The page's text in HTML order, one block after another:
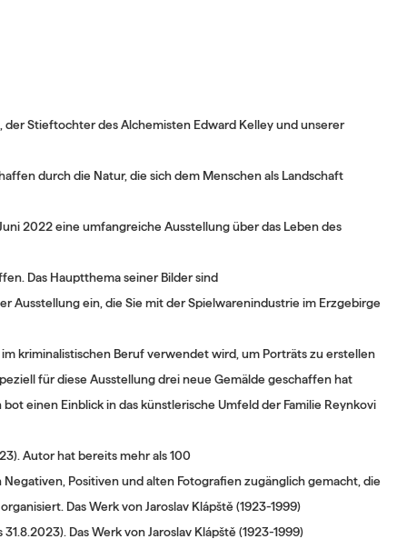
der Stieftochter des Alchemisten Edward Kelley und unserer
durch die Natur, die sich dem Menschen als Landschaft
2022 eine umfangreiche Ausstellung über das Leben des
Das Hauptthema seiner Bilder sind
Ausstellung ein, die Sie mit der Spielwarenindustrie im Erzgebirge
kriminalistischen Beruf verwendet wird, um Porträts zu erstellen
für diese Ausstellung drei neue Gemälde geschaffen hat
einen Einblick in das künstlerische Umfeld der Familie Reynkovi
Autor hat bereits mehr als 100
Positiven und alten Fotografien zugänglich gemacht, die
Das Werk von Jaroslav Klápště (1923-1999)
Das Werk von Jaroslav Klápště (1923-1999)